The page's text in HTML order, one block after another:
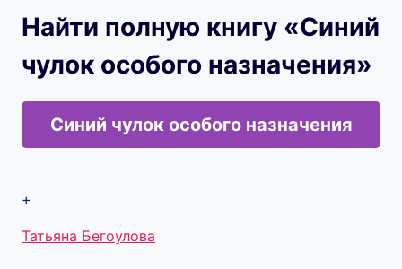
Найти полную книгу «Синий
чулок особого назначения»
Синий чулок особого назначения
+
Метки
Татьяна Бегоулова